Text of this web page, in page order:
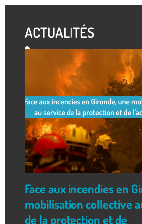
ACTUALITÉS
Face aux incendies en
mobilisation collective
de la protection et de